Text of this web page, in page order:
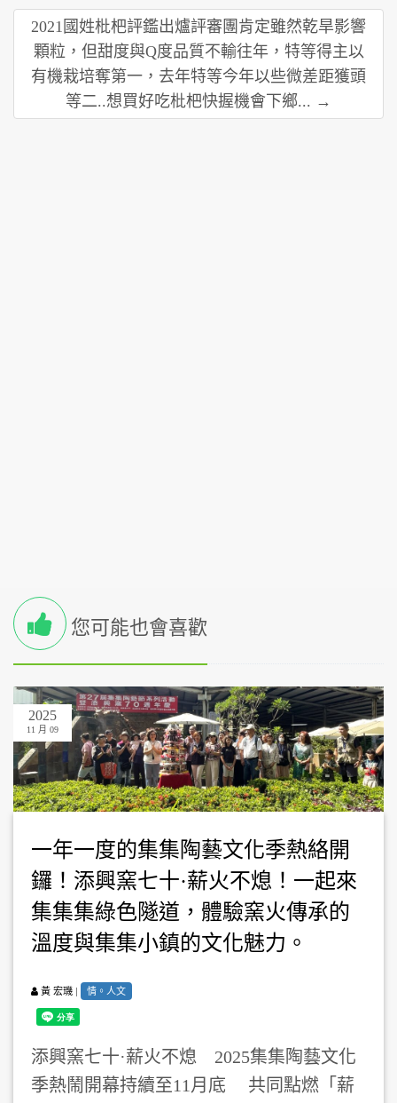
2021國姓枇杷評鑑出爐評審團肯定雖然乾旱影響
顆粒，但甜度與Q度品質不輸往年，特等得主以
有機栽培奪第一，去年特等今年以些微差距獲頭
等二..想買好吃枇杷快握機會下鄉... →
您可能也會喜歡
2025
11 月 09
一年一度的集集陶藝文化季熱絡開
鑼！添興窯七十·薪火不熄！一起來
集集集綠色隧道，體驗窯火傳承的
溫度與集集小鎮的文化魅力。
黃 宏璣 | 情。人文
添興窯七十·薪火不熄 2025集集陶藝文化
季熱鬧開幕持續至11月底 共同點燃「薪